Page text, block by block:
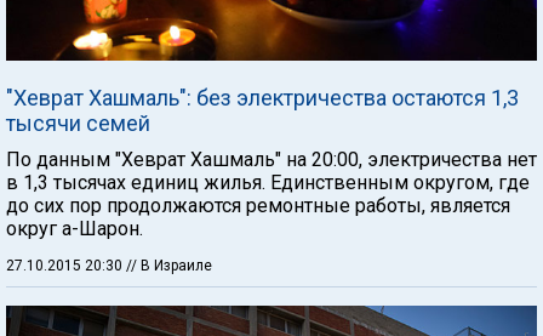
"Хеврат Хашмаль": без электричества остаются 1,3
тысячи семей
По данным "Хеврат Хашмаль" на 20:00, электричества нет
в 1,3 тысячах единиц жилья. Единственным округом, где
до сих пор продолжаются ремонтные работы, является
округ а-Шарон.
27.10.2015 20:30 // В Израиле